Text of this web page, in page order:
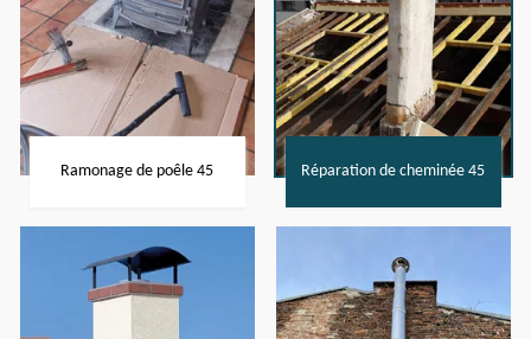
Ramonage de poêle 45 Réparation de cheminée 45